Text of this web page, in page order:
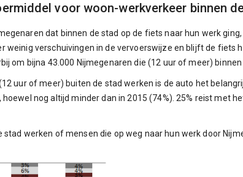
voor woon-werkverkeer binnen
dat binnen de stad op de fiets naar hun werk
weinig verschuivingen in de vervoerswijze en blijft de fiets
om bijna 43.000 Nijmegenaren die (12 uur of meer) binnen
uur of meer) buiten de stad werken is de auto het
hoewel nog altijd minder dan in 2015 (74%). 25% reist met
stad werken of mensen die op weg naar hun werk door